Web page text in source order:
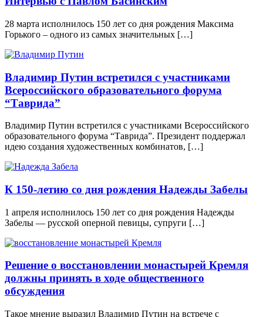
28 марта исполнилось 150 лет со дня рождения Максима
Горького – одного из самых значительных […]
Владимир Путин встретился с участниками
Всероссийского образовательного форума
“Таврида”
Владимир Путин встретился с участниками Всероссийского
образовательного форума “Таврида”. Президент поддержал
идею создания художественных комбинатов, […]
К 150-летию со дня рождения Надежды Забелы
1 апреля исполнилось 150 лет со дня рождения Надежды
Забелы — русской оперной певицы, супруги […]
Решение о восстановлении монастырей Кремля
должны принять в ходе общественного
обсуждения
Такое мнение выразил Владимир Путин на встрече с